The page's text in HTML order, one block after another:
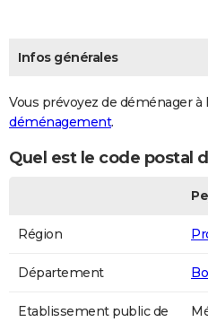
Infos générales
Vous prévoyez de déménager
déménagement.
Quel est le code postal
Région
Département
Etablissement public de